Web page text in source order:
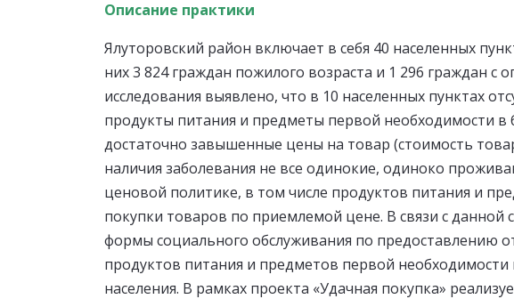
Описание практики
Ялуторовский район включает в себя 40 населенных
них 3 824 граждан пожилого возраста и 1 296 граждан
исследования выявлено, что в 10 населенных пунктах
продукты питания и предметы первой необходимости в
достаточно завышенные цены на товар (стоимость
наличия заболевания не все одинокие, одиноко
ценовой политике, в том числе продуктов питания и
покупки товаров по приемлемой цене. В связи с
формы социального обслуживания по предоставлению
продуктов питания и предметов первой
населения. В рамках проекта «Удачная покупка»